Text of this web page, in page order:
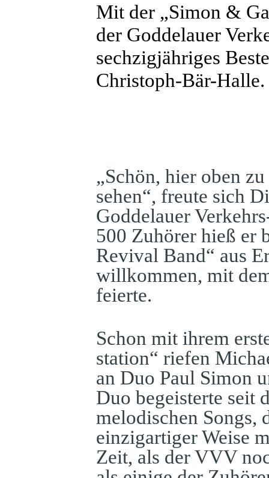
Mit der „Simon &
der Goddelauer
sechzigjähriges
Christoph-Bär-Halle.
„Schön, hier oben
sehen“, freute sich
Goddelauer
500 Zuhörer hieß er
Revival Band“ aus
willkommen, mit
feierte.
Schon mit ihrem
station“ riefen
an Duo Paul Simon
Duo begeisterte seit
melodischen Songs,
einzigartiger Weise
Zeit, als der VVV